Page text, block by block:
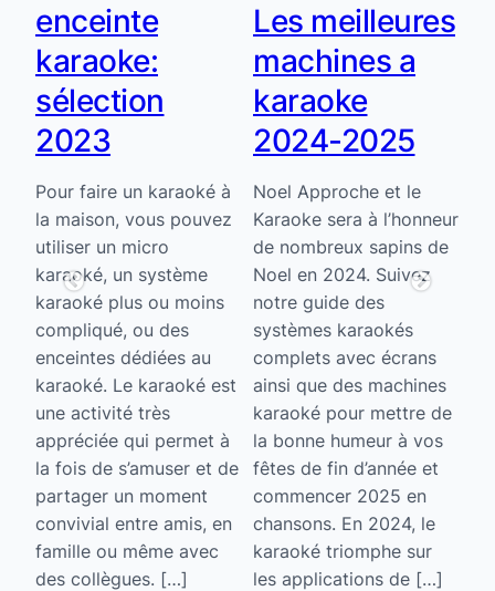
enceinte
karaoke:
sélection
2023
Pour faire un karaoké à
la maison, vous pouvez
utiliser un micro
karaoké, un système
karaoké plus ou moins
compliqué, ou des
enceintes dédiées au
karaoké. Le karaoké est
une activité très
appréciée qui permet à
la fois de s’amuser et de
partager un moment
convivial entre amis, en
famille ou même avec
des collègues. […]
Les meilleures
machines a
karaoke
2024-2025
Noel Approche et le
Karaoke sera à l’honneur
de nombreux sapins de
Noel en 2024. Suivez
notre guide des
systèmes karaokés
complets avec écrans
ainsi que des machines
karaoké pour mettre de
la bonne humeur à vos
fêtes de fin d’année et
commencer 2025 en
chansons. En 2024, le
karaoké triomphe sur
les applications de […]